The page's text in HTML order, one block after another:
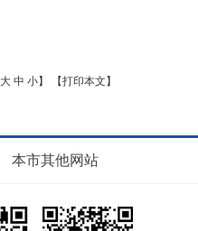
大 中 小】 【打印本文】
本市其他网站